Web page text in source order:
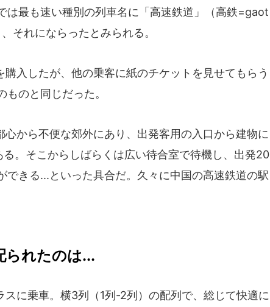
は最も速い種別の列車名に「高速鉄道」（高鉄=gaot
それにならったとみられる。
入したが、他の乗客に紙のチケットを見せてもらう
のと同じだった。
から不便な郊外にあり、出発客用の入口から建物に
。そこからしばらくは広い待合室で待機し、出発20
できる...といった具合だ。久々に中国の高速鉄道の駅
られたのは...
に乗車。横3列（1列-2列）の配列で、総じて快適に